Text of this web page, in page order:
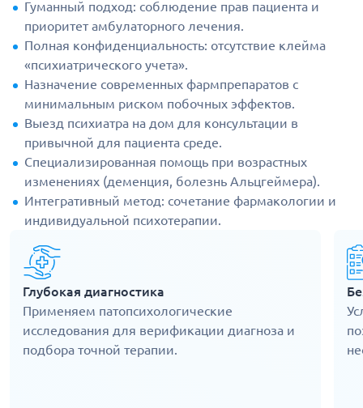
Гуманный подход: соблюдение прав пациента и
приоритет амбулаторного лечения.
Полная конфиденциальность: отсутствие клейма
«психиатрического учета».
Назначение современных фармпрепаратов с
минимальным риском побочных эффектов.
Выезд психиатра на дом для консультации в
привычной для пациента среде.
Специализированная помощь при возрастных
изменениях (деменция, болезнь Альцгеймера).
Интегративный метод: сочетание фармакологии и
индивидуальной психотерапии.
Глубокая диагностика
Применяем патопсихологические
исследования для верификации диагноза и
подбора точной терапии.